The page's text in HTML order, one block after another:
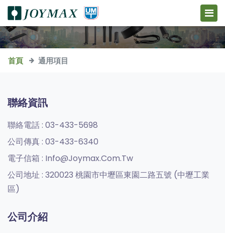
首頁 通用項目
聯絡資訊
聯絡電話 : 03-433-5698
公司傳真 : 03-433-6340
電子信箱 : Info@joymax.com.tw
公司地址 : 320023 桃園市中壢區東園二路五號 (中壢工業
區)
公司介紹